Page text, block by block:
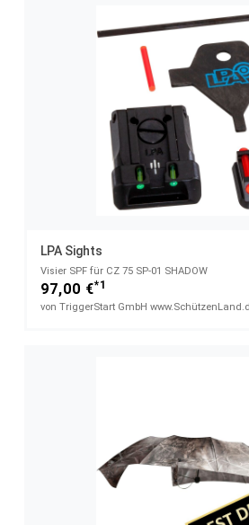
LPA Sights
Visier SPF für CZ 75 SP-01 SHADOW
97,00 €*1
von TriggerStart GmbH